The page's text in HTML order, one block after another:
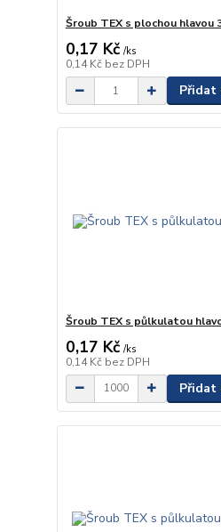
Šroub TEX s plochou hlavou
0,17 Kč /ks
0,14 Kč bez DPH
Přidat
Šroub TEX s půlkulatou
0,17 Kč /ks
0,14 Kč bez DPH
Přidat